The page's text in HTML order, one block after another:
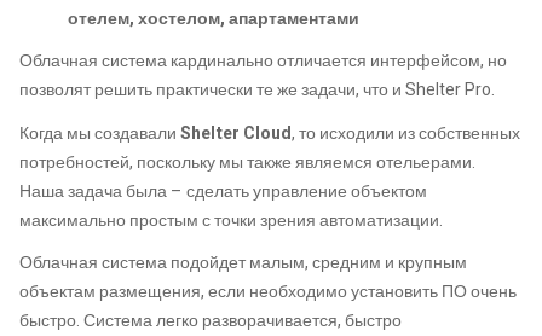
отелем, хостелом, апартаментами
Облачная система кардинально отличается интерфейсом, но
позволят решить практически те же задачи, что и Shelter Pro.
Когда мы создавалиShelter Cloud, то исходили из собственных
потребностей, поскольку мы также являемся отельерами.
Наша задача была – сделать управление объектом
максимально простым с точки зрения автоматизации.
Облачная система подойдет малым, средним и крупным
объектам размещения, если необходимо установить ПО очень
быстро. Система легко разворачивается, быстро